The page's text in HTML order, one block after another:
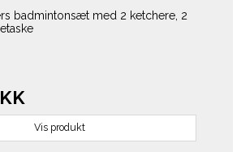
badmintonsæt med 2 ketchere, 2
Vis produkt